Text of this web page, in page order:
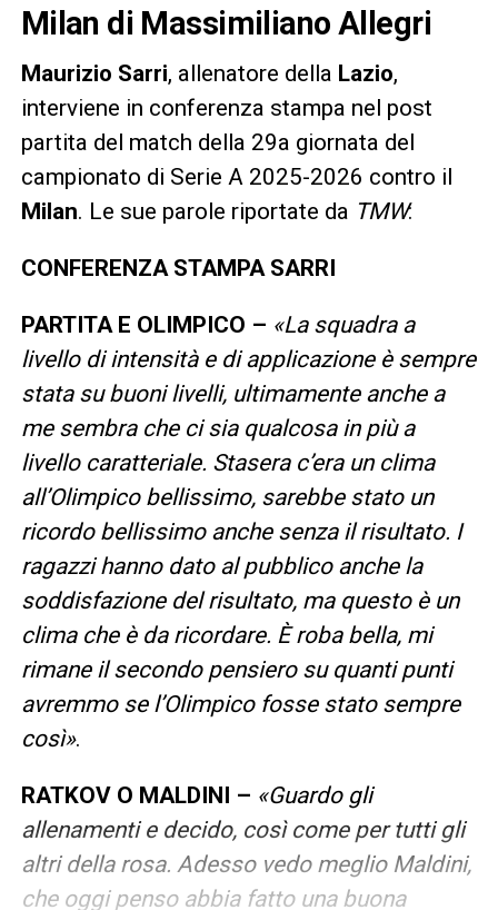
Milan di Massimiliano Allegri
Maurizio Sarri, allenatore della Lazio,
interviene in conferenza stampa nel post
partita del match della 29a giornata del
campionato di Serie A 2025-2026 contro il
Milan. Le sue parole riportate da TMW:
CONFERENZA STAMPA SARRI
PARTITA E OLIMPICO – «La squadra a
livello di intensità e di applicazione è sempre
stata su buoni livelli, ultimamente anche a
me sembra che ci sia qualcosa in più a
livello caratteriale. Stasera c’era un clima
all’Olimpico bellissimo, sarebbe stato un
ricordo bellissimo anche senza il risultato. I
ragazzi hanno dato al pubblico anche la
soddisfazione del risultato, ma questo è un
clima che è da ricordare. È roba bella, mi
rimane il secondo pensiero su quanti punti
avremmo se l’Olimpico fosse stato sempre
così».
RATKOV O MALDINI – «Guardo gli
allenamenti e decido, così come per tutti gli
altri della rosa. Adesso vedo meglio Maldini,
che oggi penso abbia fatto una buona